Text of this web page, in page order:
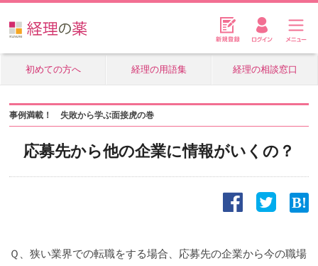
初めての方へ 経理の用語集 経理の相談窓口
事例満載！ 失敗から学ぶ面接虎の巻
応募先から他の企業に情報がいくの？
Ｑ、狭い業界での転職をする場合、応募先の企業から今の職場